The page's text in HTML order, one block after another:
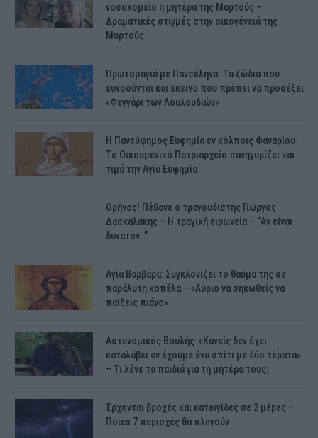
νοσοκομείο η μητέρα της Μυρτούς –
Δραματικές στιγμές στην οικογένειά της
Μυρτούς
Πρωτομαγιά με Πανσέληνο: Τα ζώδια που
ευνοούνται και εκείνο που πρέπει να προσέξει
«Φεγγάρι των Λουλουδιών»
H Πανεύφημος Ευφημία εν κόλποις Φαναρίου-
Το Οικουμενικό Πατριαρχείο πανηγυρίζει και
τιμά την Αγία Ευφημία
Θρήνος! Πέθανε ο τραγουδιστής Γιώργος
Δασκαλάκης – Η τραγική ειρωνεία – “Αν είναι
δυνατόν…”
Αγία Βαρβάρα: Συγκλονίζει το θαύμα της σε
παράλυτη κοπέλα – «Αύριο να σηκωθείς να
παίξεις πιάνο»
Αστυνομικός Bουλής: «Κανείς δεν έχει
καταλάβει αν έχουμε ένα σπίτι με δύο τέρατα»
– Τι λένε τα παιδιά για τη μητέρα τους;
Έρχονται βροχές και κατaιγίδες σε 2 μέpες –
Ποιεs 7 πεpιοχές θα πλnγούν